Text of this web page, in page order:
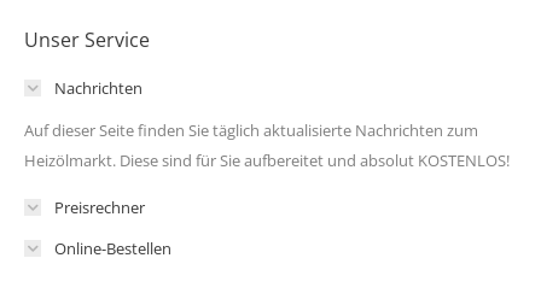
Unser Service
Nachrichten
Auf dieser Seite finden Sie täglich aktualisierte Nachrichten zum
Heizölmarkt. Diese sind für Sie aufbereitet und absolut KOSTENLOS!
Preisrechner
Online-Bestellen